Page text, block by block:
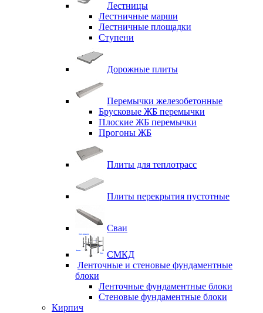
Лестницы
Лестничные марши
Лестничные площадки
Ступени
Дорожные плиты
Перемычки железобетонные
Брусковые ЖБ перемычки
Плоские ЖБ перемычки
Прогоны ЖБ
Плиты для теплотрасс
Плиты перекрытия пустотные
Сваи
СМКД
Ленточные и стеновые фундаментные
блоки
Ленточные фундаментные блоки
Стеновые фундаментные блоки
Кирпич